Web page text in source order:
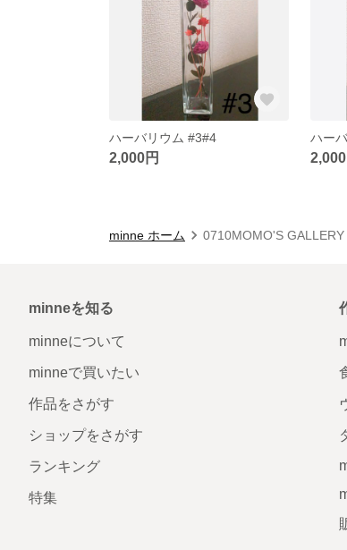
ハーバリウム #3#4
2,000円
ハー
2,000
minne ホーム 0710MOMO'S
minneを知る
minneについて
minneで買いたい
作品をさがす
ショップをさがす
ランキング
特集